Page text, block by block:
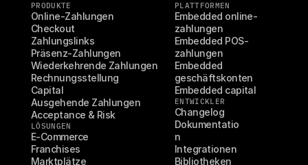
PRODUKTE
Online-Zahlungen
Checkout
Zahlungslinks
Präsenz-Zahlungen
Wiederkehrende Zahlungen
Rechnungsstellung
Capital
Ausgehende Zahlungen
Acceptance & Risk
LÖSUNGEN
E-Commerce
Franchises
Marktplätze
PLATTFORMEN
Embedded online-
zahlungen
Embedded POS-
zahlungen
Embedded
geschäftskonten
Embedded capital
ENTWICKLER
Changelog
Dokumentatio
n
Integrationen
Bibliotheken